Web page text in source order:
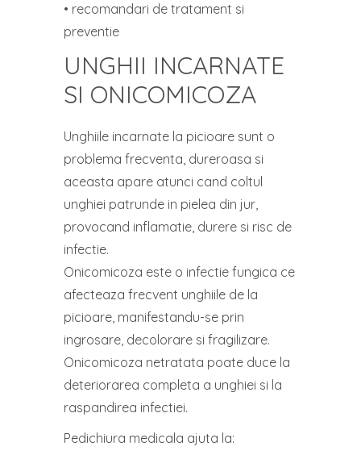
• recomandari de tratament si
preventie
UNGHII INCARNATE
SI ONICOMICOZA
Unghiile incarnate la picioare sunt o
problema frecventa, dureroasa si
aceasta apare atunci cand coltul
unghiei patrunde in pielea din jur,
provocand inflamatie, durere si risc de
infectie.
Onicomicoza este o infectie fungica ce
afecteaza frecvent unghiile de la
picioare, manifestandu-se prin
ingrosare, decolorare si fragilizare.
Onicomicoza netratata poate duce la
deteriorarea completa a unghiei si la
raspandirea infectiei.
Pedichiura medicala ajuta la: